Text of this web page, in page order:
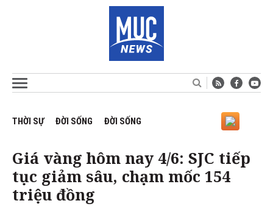
THỜI SỰ ĐỜI SỐNG ĐỜI SỐNG
Giá vàng hôm nay 4/6: SJC tiếp
tục giảm sâu, chạm mốc 154
triệu đồng